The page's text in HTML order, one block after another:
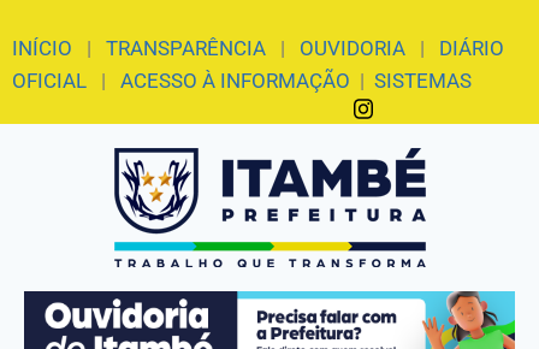
INÍCIO | TRANSPARÊNCIA | OUVIDORIA | DIÁRIO
OFICIAL | ACESSO À INFORMAÇÃO | SISTEMAS